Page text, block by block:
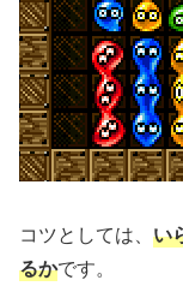
コツとしては、 い
るかです。